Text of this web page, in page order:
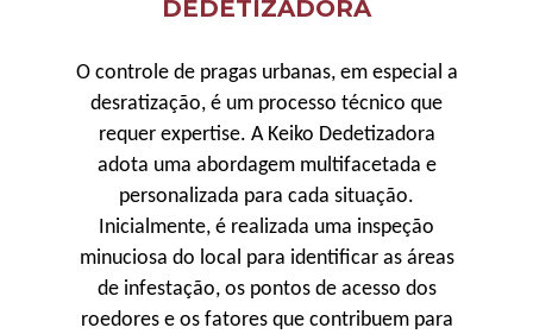
DEDETIZADORA
O controle de pragas urbanas, em especial a
desratização, é um processo técnico que
requer expertise. A Keiko Dedetizadora
adota uma abordagem multifacetada e
personalizada para cada situação.
Inicialmente, é realizada uma inspeção
minuciosa do local para identificar as áreas
de infestação, os pontos de acesso dos
roedores e os fatores que contribuem para